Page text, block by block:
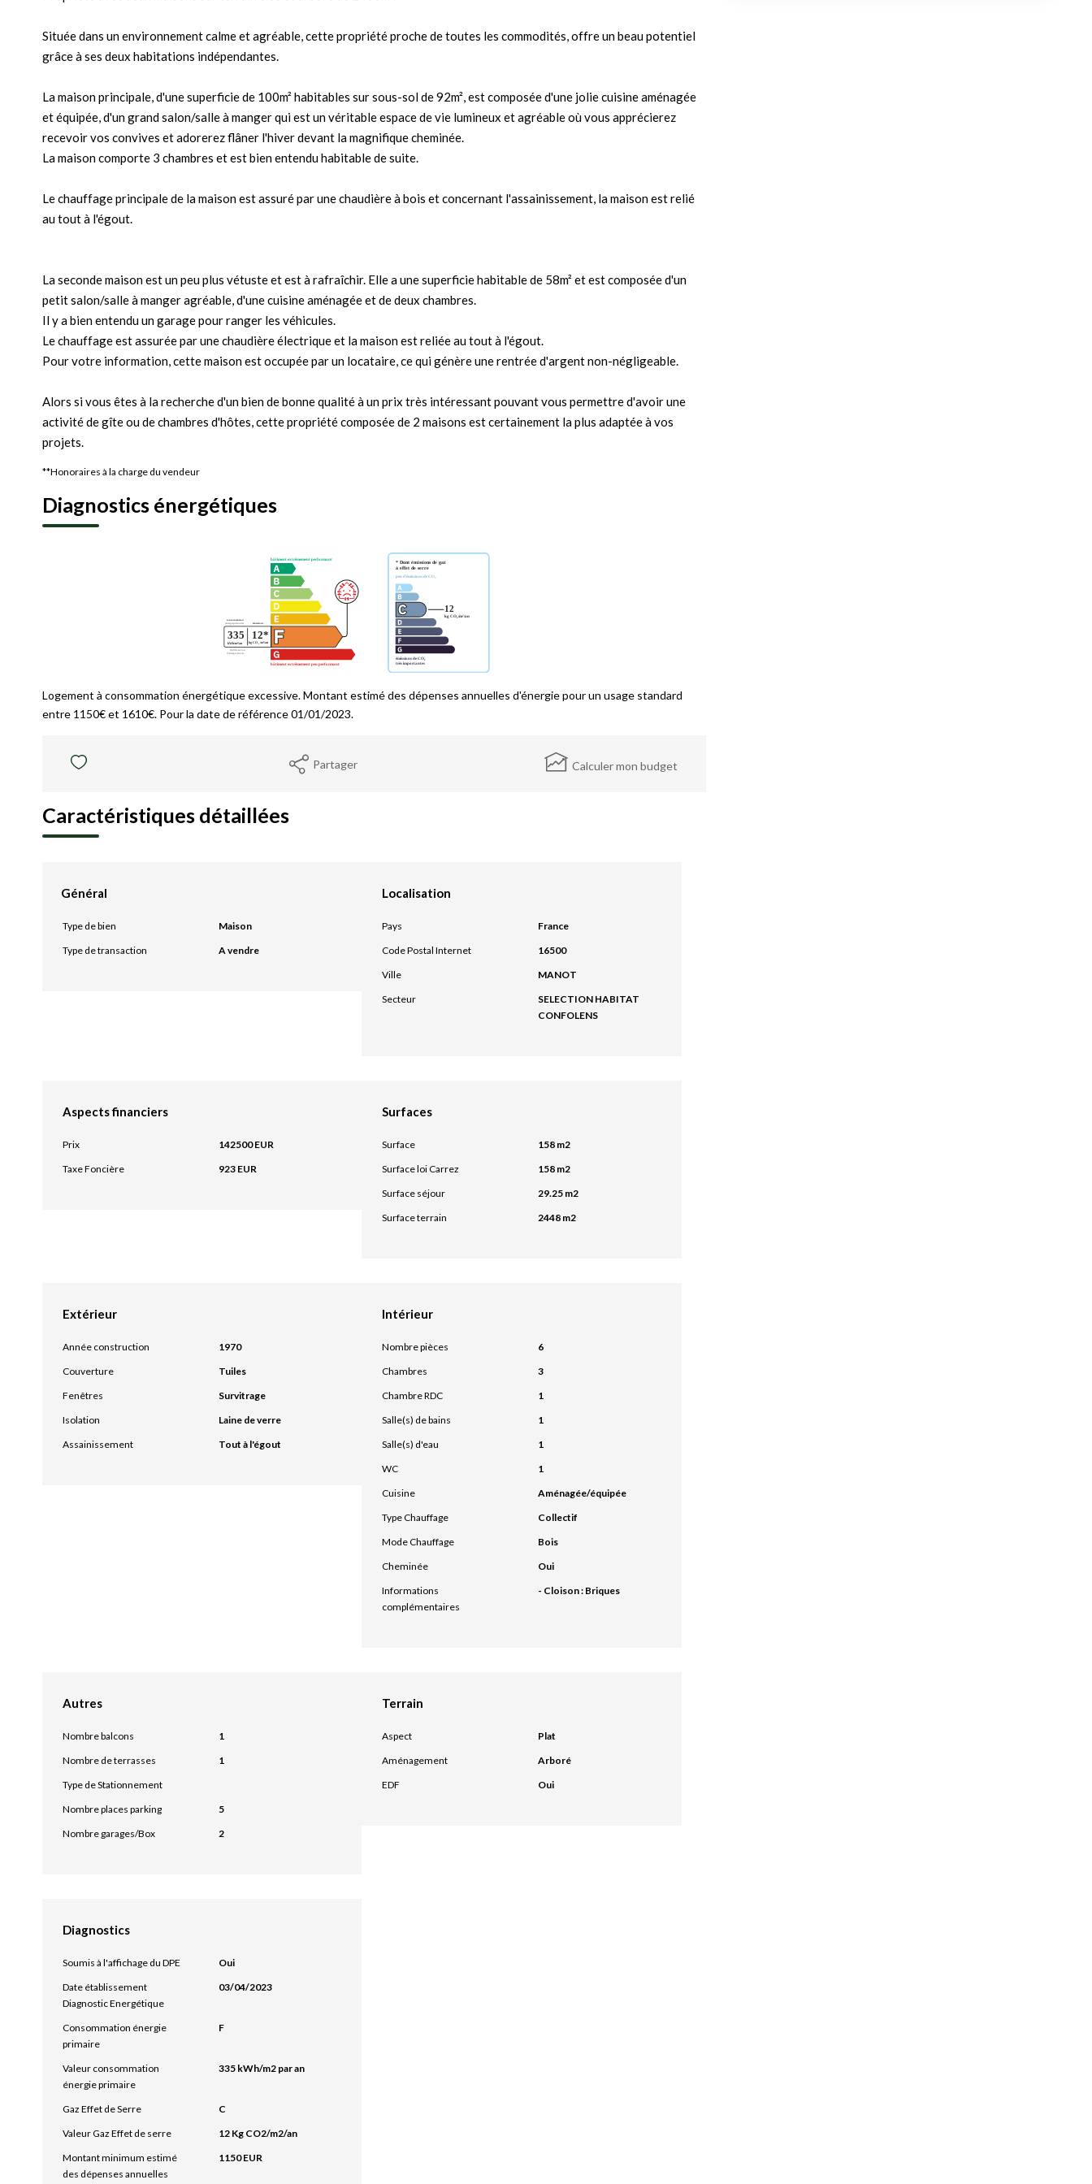
Située dans un environnement calme et agréable, cette propriété proche de toutes les commodités, offre un beau potentiel
grâce à ses deux habitations indépendantes.
La maison principale, d'une superficie de 100m² habitables sur sous-sol de 92m², est composée d'une jolie cuisine aménagée
et équipée, d'un grand salon/salle à manger qui est un véritable espace de vie lumineux et agréable où vous apprécierez
recevoir vos convives et adorerez flâner l'hiver devant la magnifique cheminée.
La maison comporte 3 chambres et est bien entendu habitable de suite.
Le chauffage principale de la maison est assuré par une chaudière à bois et concernant l'assainissement, la maison est relié
au tout à l'égout.
La seconde maison est un peu plus vétuste et est à rafraîchir. Elle a une superficie habitable de 58m² et est composée d'un
petit salon/salle à manger agréable, d'une cuisine aménagée et de deux chambres.
Il y a bien entendu un garage pour ranger les véhicules.
Le chauffage est assurée par une chaudière électrique et la maison est reliée au tout à l'égout.
Pour votre information, cette maison est occupée par un locataire, ce qui génère une rentrée d'argent non-négligeable.
Alors si vous êtes à la recherche d'un bien de bonne qualité à un prix très intéressant pouvant vous permettre d'avoir une
activité de gîte ou de chambres d'hôtes, cette propriété composée de 2 maisons est certainement la plus adaptée à vos
projets.
**Honoraires à la charge du vendeur
Diagnostics énergétiques
Logement à consommation énergétique excessive. Montant estimé des dépenses annuelles d'énergie pour un usage standard
entre 1150€ et 1610€. Pour la date de référence 01/01/2023.
Partager Calculer mon budget
Caractéristiques détaillées
Général
Type de bien
Maison
Type de transaction
A vendre
Localisation
Pays
France
Code Postal Internet
16500
Ville
MANOT
Secteur
SELECTION HABITAT
CONFOLENS
Aspects financiers
Prix
142500 EUR
Taxe Foncière
923 EUR
Surfaces
Surface
158 m2
Surface loi Carrez
158 m2
Surface séjour
29.25 m2
Surface terrain
2448 m2
Extérieur
Année construction
1970
Couverture
Tuiles
Fenêtres
Survitrage
Isolation
Laine de verre
Assainissement
Tout à l'égout
Intérieur
Nombre pièces
6
Chambres
3
Chambre RDC
1
Salle(s) de bains
1
Salle(s) d'eau
1
WC
1
Cuisine
Aménagée/équipée
Type Chauffage
Collectif
Mode Chauffage
Bois
Cheminée
Oui
Informations
complémentaires
- Cloison : Briques
Autres
Nombre balcons
1
Nombre de terrasses
1
Type de Stationnement
Nombre places parking
5
Nombre garages/Box
2
Terrain
Aspect
Plat
Aménagement
Arboré
EDF
Oui
Diagnostics
Soumis à l'affichage du DPE
Oui
Date établissement
Diagnostic Energétique
03/04/2023
Consommation énergie
primaire
F
Valeur consommation
énergie primaire
335 kWh/m2 par an
Gaz Effet de Serre
C
Valeur Gaz Effet de serre
12 Kg CO2/m2/an
Montant minimum estimé
des dépenses annuelles
1150 EUR